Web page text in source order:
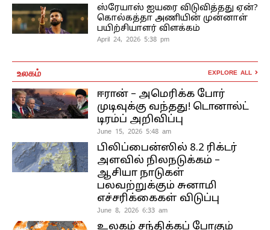
ஸ்ரேயாஸ் ஐயரை விடுவித்தது ஏன்?
கொல்கத்தா அணியின் முன்னாள்
பயிற்சியாளர் விளக்கம்
April 24, 2026 5:38 pm
உலகம் EXPLORE ALL
ஈரான் – அமெரிக்க போர்
முடிவுக்கு வந்தது! டொனால்ட்
டிரம்ப் அறிவிப்பு
June 15, 2026 5:48 am
பிலிப்பைன்ஸில் 8.2 ரிக்டர்
அளவில் நிலநடுக்கம் –
ஆசியா நாடுகள்
பலவற்றுக்கும் சுனாமி
எச்சரிக்கைகள் விடுப்பு
June 8, 2026 6:33 am
உலகம் சந்திக்கப் போகும்